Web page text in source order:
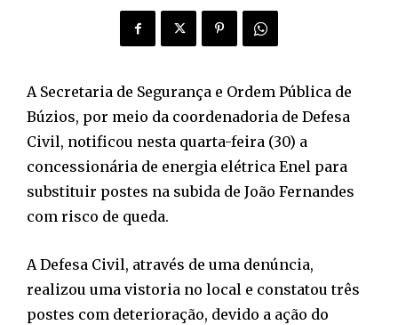
A Secretaria de Segurança e Ordem Pública de
Búzios, por meio da coordenadoria de Defesa
Civil, notificou nesta quarta-feira (30) a
concessionária de energia elétrica Enel para
substituir postes na subida de João Fernandes
com risco de queda.
A Defesa Civil, através de uma denúncia,
realizou uma vistoria no local e constatou três
postes com deterioração, devido a ação do